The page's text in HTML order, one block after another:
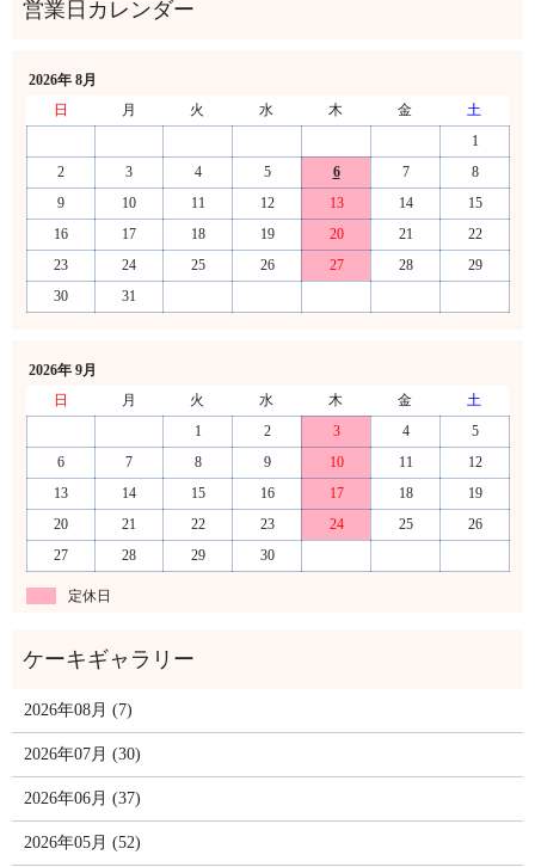
2026年 8月
日
月 火 水 木 金
土
1
2
3 4 5 6 7
8
9
10 11 12 13 14
15
16
17 18 19 20 21
22
23
24 25 26 27 28
29
30
31
2026年 9月
日
月 火 水 木 金
土
1
2 3 4
5
6
7 8 9 10 11
12
13
14 15 16 17 18
19
20
21 22 23 24 25
26
27
28 29 30
定休日
2026年08月 (7)
2026年07月 (30)
2026年06月 (37)
2026年05月 (52)